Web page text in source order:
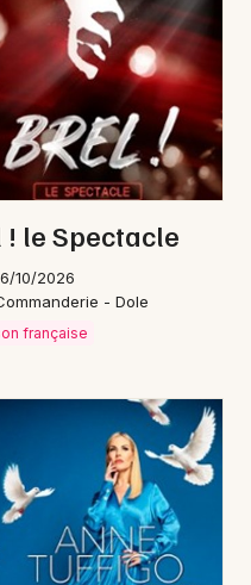
! le Spectacle
10/2026
- Dole
française